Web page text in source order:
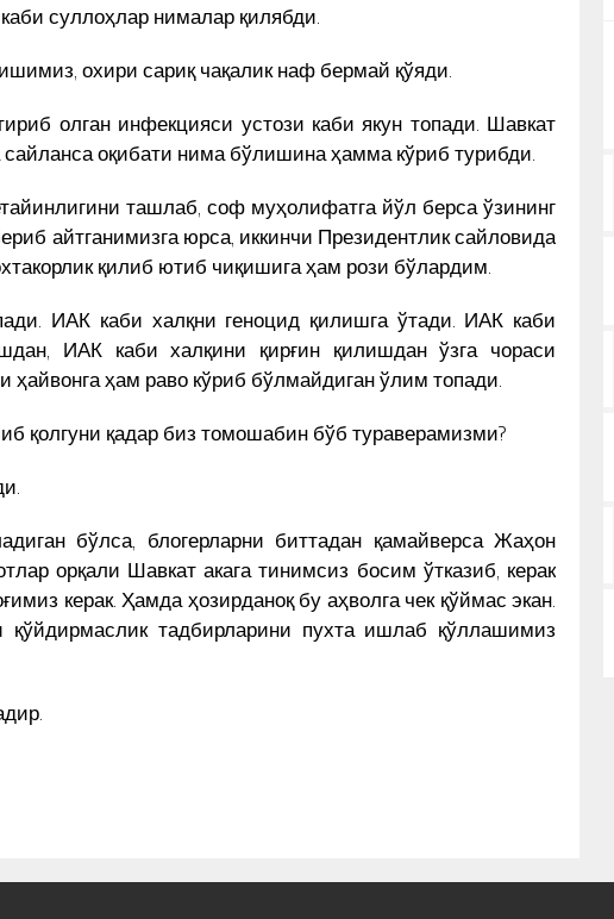
суллоҳлар нималар қилябди.
охири сариқ чақалик наф бермай қўяди.
олган инфекцияси устози каби якун топади. Шавкат
сайланса оқибати нима бўлишина ҳамма кўриб турибди.
ташлаб, соф муҳолифатга йўл берса ўзининг
айтганимизга юрса, иккинчи Президентлик сайловида
қилиб ютиб чиқишига ҳам рози бўлардим.
ИАК каби халқни геноцид қилишга ўтади. ИАК каби
ИАК каби халқини қирғин қилишдан ўзга чораси
ҳам раво кўриб бўлмайдиган ўлим топади.
қолгуни қадар биз томошабин бўб тураверамизми?
бўлса, блогерларни биттадан қамайверса Жаҳон
орқали Шавкат акага тинимсиз босим ўтказиб, керак
керак. Ҳамда ҳозирданоқ бу аҳволга чек қўймас экан.
қўйдирмаслик тадбирларини пухта ишлаб қўллашимиз